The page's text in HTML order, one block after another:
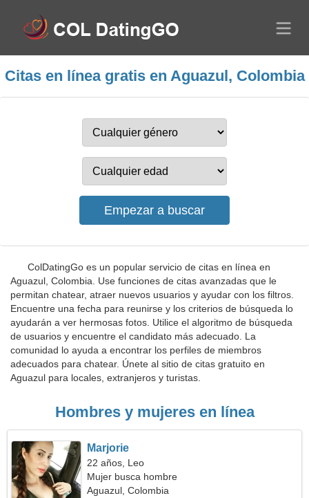
Citas en línea gratis en Aguazul, Colombia
ColDatingGo es un popular servicio de citas en línea en
Aguazul, Colombia. Use funciones de citas avanzadas que le
permitan chatear, atraer nuevos usuarios y ayudar con los filtros.
Encuentre una fecha para reunirse y los criterios de búsqueda lo
ayudarán a ver hermosas fotos. Utilice el algoritmo de búsqueda
de usuarios y encuentre el candidato más adecuado. La
comunidad lo ayuda a encontrar los perfiles de miembros
adecuados para chatear. Únete al sitio de citas gratuito en
Aguazul para locales, extranjeros y turistas.
Hombres y mujeres en línea
Marjorie
22 años, Leo
Mujer busca hombre
Aguazul, Colombia